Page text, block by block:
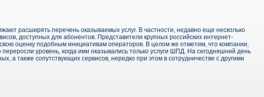
расширять перечень оказываемых услуг. В частности, недавно еще несколько
доступных для абонентов. Представители крупных российских интернет-
оценку подобным инициативам операторов. В целом же отметим, что компании,
уровень, когда ими оказывались только услуги ШПД. На сегодняшний день
а также сопутствующих сервисов, нередко при этом в сотрудничестве с другими